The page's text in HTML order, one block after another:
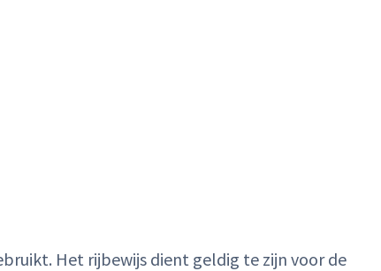
Het rijbewijs dient geldig te zijn voor de